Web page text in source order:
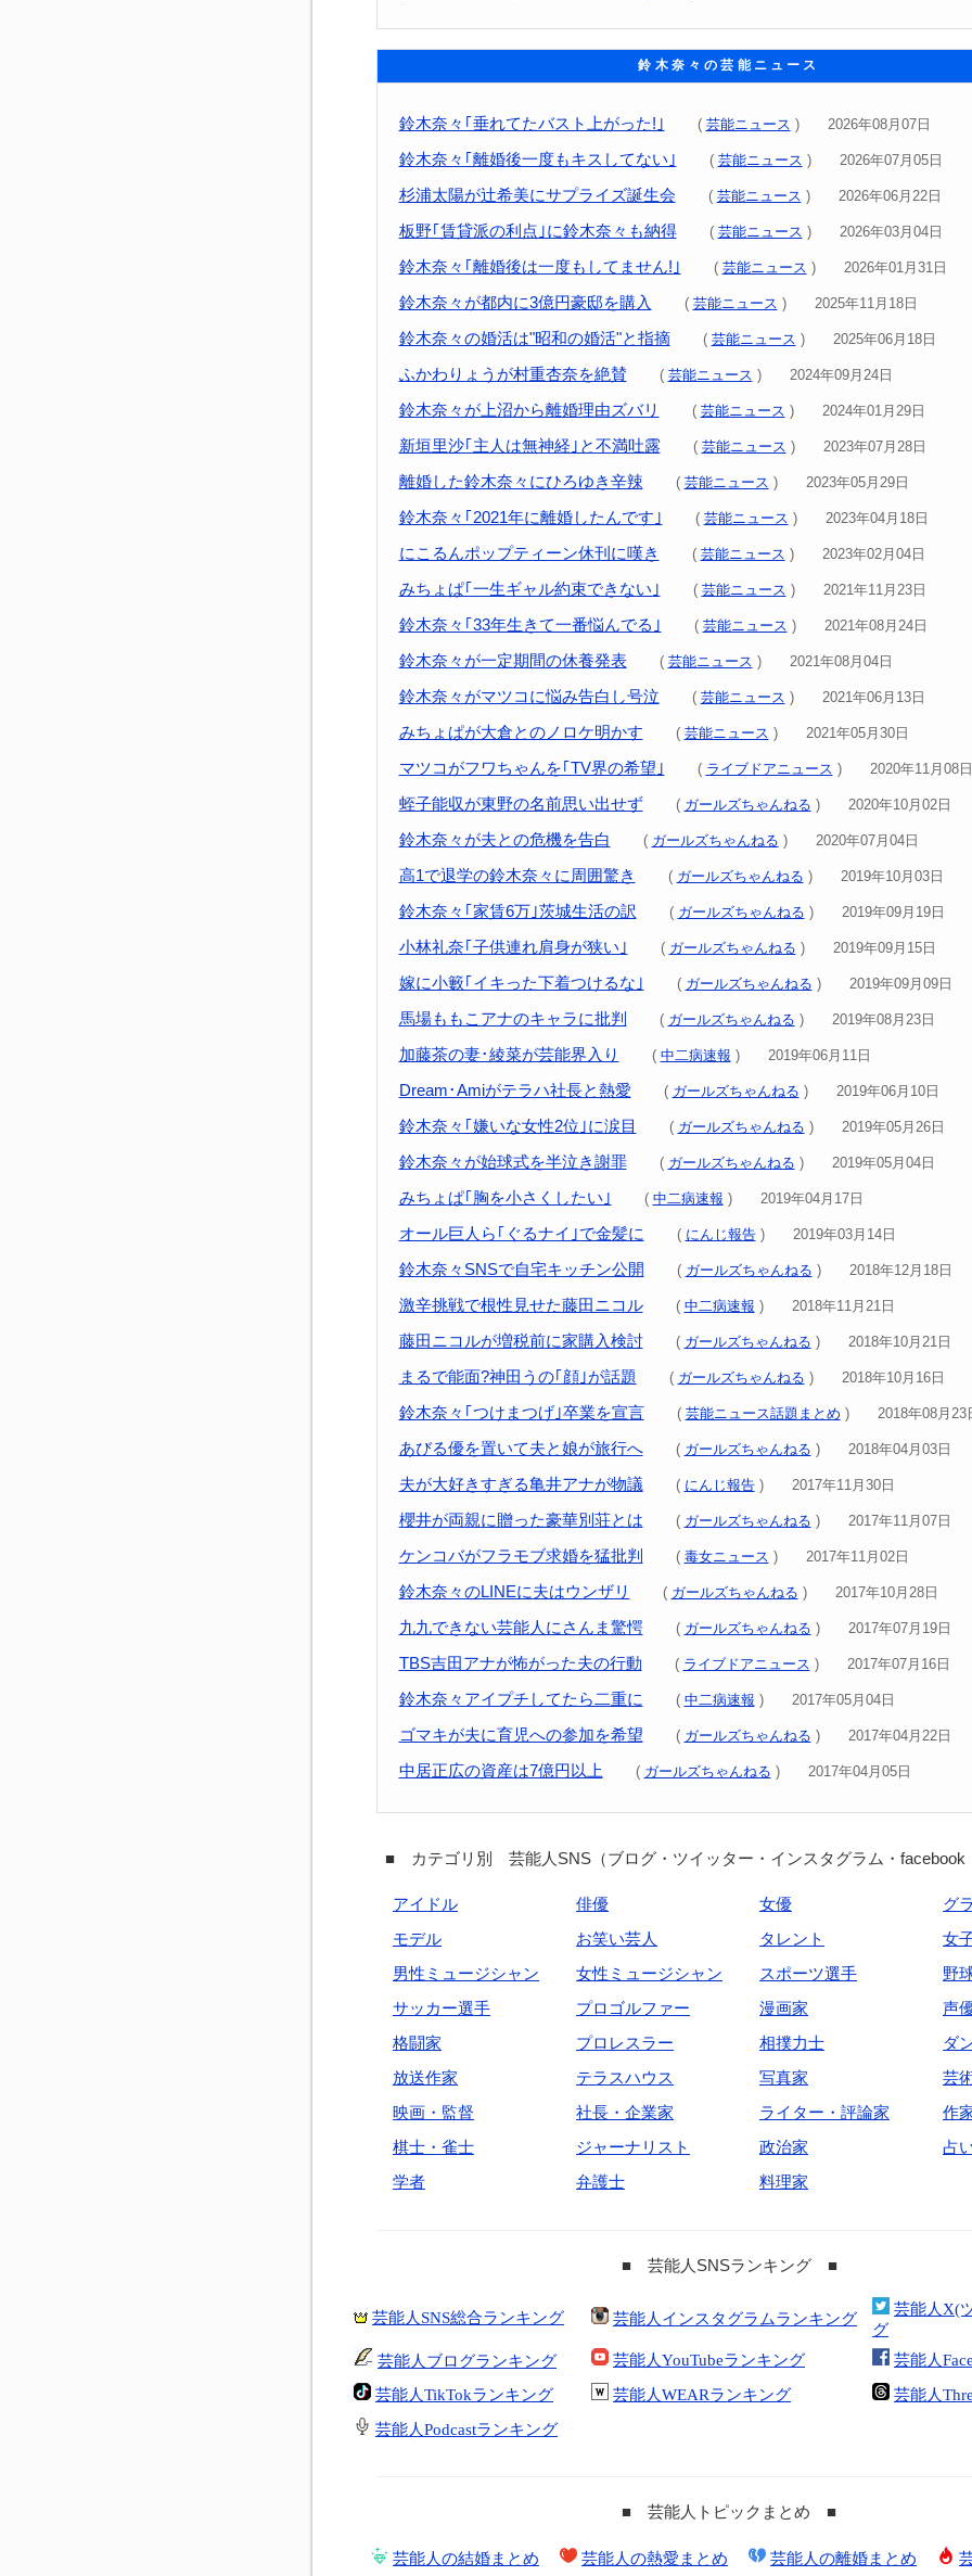
鈴木奈々の芸能ニュース
鈴木奈々｢垂れてたバスト上がった!｣ ( 芸能ニュース ) 2026年08月07日
鈴木奈々｢離婚後一度もキスしてない｣ ( 芸能ニュース ) 2026年07月05日
杉浦太陽が辻希美にサプライズ誕生会 ( 芸能ニュース ) 2026年06月22日
板野｢賃貸派の利点｣に鈴木奈々も納得 ( 芸能ニュース ) 2026年03月04日
鈴木奈々｢離婚後は一度もしてません!｣ ( 芸能ニュース ) 2026年01月31日
鈴木奈々が都内に3億円豪邸を購入 ( 芸能ニュース ) 2025年11月18日
鈴木奈々の婚活は"昭和の婚活"と指摘 ( 芸能ニュース ) 2025年06月18日
ふかわりょうが村重杏奈を絶賛 ( 芸能ニュース ) 2024年09月24日
鈴木奈々が上沼から離婚理由ズバリ ( 芸能ニュース ) 2024年01月29日
新垣里沙｢主人は無神経｣と不満吐露 ( 芸能ニュース ) 2023年07月28日
離婚した鈴木奈々にひろゆき辛辣 ( 芸能ニュース ) 2023年05月29日
鈴木奈々｢2021年に離婚したんです｣ ( 芸能ニュース ) 2023年04月18日
にこるんポップティーン休刊に嘆き ( 芸能ニュース ) 2023年02月04日
みちょぱ｢一生ギャル約束できない｣ ( 芸能ニュース ) 2021年11月23日
鈴木奈々｢33年生きて一番悩んでる｣ ( 芸能ニュース ) 2021年08月24日
鈴木奈々が一定期間の休養発表 ( 芸能ニュース ) 2021年08月04日
鈴木奈々がマツコに悩み告白し号泣 ( 芸能ニュース ) 2021年06月13日
みちょぱが大倉とのノロケ明かす ( 芸能ニュース ) 2021年05月30日
マツコがフワちゃんを｢TV界の希望｣ ( ライブドアニュース ) 2020年11月08日
蛭子能収が東野の名前思い出せず ( ガールズちゃんねる ) 2020年10月02日
鈴木奈々が夫との危機を告白 ( ガールズちゃんねる ) 2020年07月04日
高1で退学の鈴木奈々に周囲驚き ( ガールズちゃんねる ) 2019年10月03日
鈴木奈々｢家賃6万｣茨城生活の訳 ( ガールズちゃんねる ) 2019年09月19日
小林礼奈｢子供連れ肩身が狭い｣ ( ガールズちゃんねる ) 2019年09月15日
嫁に小籔｢イキった下着つけるな｣ ( ガールズちゃんねる ) 2019年09月09日
馬場ももこアナのキャラに批判 ( ガールズちゃんねる ) 2019年08月23日
加藤茶の妻･綾菜が芸能界入り ( 中二病速報 ) 2019年06月11日
Dream･Amiがテラハ社長と熱愛 ( ガールズちゃんねる ) 2019年06月10日
鈴木奈々｢嫌いな女性2位｣に涙目 ( ガールズちゃんねる ) 2019年05月26日
鈴木奈々が始球式を半泣き謝罪 ( ガールズちゃんねる ) 2019年05月04日
みちょぱ｢胸を小さくしたい｣ ( 中二病速報 ) 2019年04月17日
オール巨人ら｢ぐるナイ｣で金髪に ( にんじ報告) 2019年03月14日
鈴木奈々SNSで自宅キッチン公開 ( ガールズちゃんねる ) 2018年12月18日
激辛挑戦で根性見せた藤田ニコル ( 中二病速報 ) 2018年11月21日
藤田ニコルが増税前に家購入検討 ( ガールズちゃんねる ) 2018年10月21日
まるで能面?神田うの｢顔｣が話題 ( ガールズちゃんねる ) 2018年10月16日
鈴木奈々｢つけまつげ｣卒業を宣言 ( 芸能ニュース話題まとめ ) 2018年08月23
あびる優を置いて夫と娘が旅行へ ( ガールズちゃんねる ) 2018年04月03日
夫が大好きすぎる亀井アナが物議 ( にんじ報告) 2017年11月30日
櫻井が両親に贈った豪華別荘とは ( ガールズちゃんねる ) 2017年11月07日
ケンコバがフラモブ求婚を猛批判 ( 毒女ニュース ) 2017年11月02日
鈴木奈々のLINEに夫はウンザリ ( ガールズちゃんねる ) 2017年10月28日
九九できない芸能人にさんま驚愕 ( ガールズちゃんねる ) 2017年07月19日
TBS吉田アナが怖がった夫の行動 ( ライブドアニュース ) 2017年07月16日
鈴木奈々アイプチしてたら二重に ( 中二病速報 ) 2017年05月04日
ゴマキが夫に育児への参加を希望 ( ガールズちゃんねる ) 2017年04月22日
中居正広の資産は7億円以上 ( ガールズちゃんねる ) 2017年04月05日
■ カテゴリ別 芸能人SNS（ブログ・ツイッター・インスタグラム・
アイドル 俳優 女優
グ
モデル
お笑い芸人 タレント
女
男性ミュージシャン
女性ミュージシャン スポーツ選手
野
サッカー選手
プロゴルファー 漫画家
声
格闘家
プロレスラー 相撲力士
ダ
放送作家
テラスハウス 写真家
芸
映画・監督
社長・企業家 ライター・評論家
作
棋士・雀士
ジャーナリスト 政治家
占
学者
弁護士 料理家
■ 芸能人SNSランキング ■
芸能人SNS総合ランキング 芸能人インスタグラムランキング
芸能人X(
グ
芸能人ブログランキング
芸能人YouTubeランキング
芸能人
芸能人TikTokランキング
芸能人WEARランキング
芸能人
芸能人Podcastランキング
■ 芸能人トピックまとめ ■
芸能人の結婚まとめ 芸能人の熱愛まとめ 芸能人の離婚まとめ